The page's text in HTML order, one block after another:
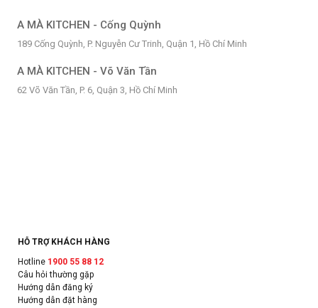
A MÀ KITCHEN - Cống Quỳnh
189 Cống Quỳnh, P. Nguyễn Cư Trinh, Quận 1, Hồ Chí Minh
A MÀ KITCHEN - Võ Văn Tần
62 Võ Văn Tần, P. 6, Quận 3, Hồ Chí Minh
HỖ TRỢ KHÁCH HÀNG
Hotline 1900 55 88 12
Câu hỏi thường gặp
Hướng dẫn đăng ký
Hướng dẫn đặt hàng